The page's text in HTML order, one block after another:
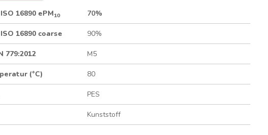
16890 ePM10 70%
16890 coarse 90%
779:2012 M5
(°C) 80
PES
Kunststoff